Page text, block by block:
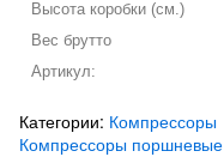
Высота коробки (см.)
Вес брутто
Артикул:
Категории: Компрессоры
Компрессоры поршневые